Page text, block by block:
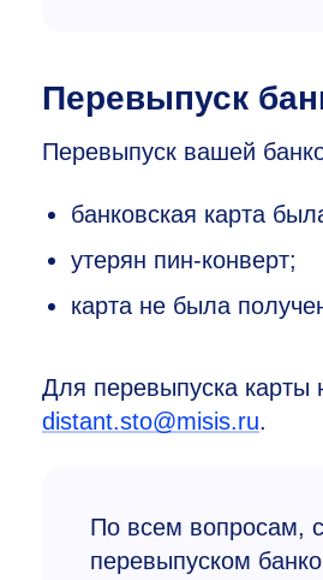
Перевыпуск
Перевыпуск вашей
банковская карта
утерян пин-конверт;
карта не была
Для перевыпуска карты
distant.sto@misis.ru.
По всем вопросам,
перевыпуском